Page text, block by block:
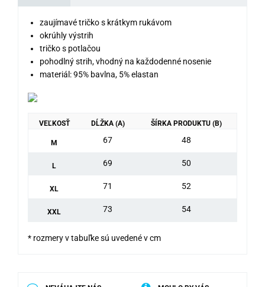
zaujímavé tričko s krátkym rukávom
okrúhly výstrih
tričko s potlačou
pohodlný strih, vhodný na každodenné nosenie
materiál: 95% bavlna, 5% elastan
VEĽKOSŤ DĹŽKA (A) ŠÍRKA PRODUKTU (B)
M 67 48
L 69 50
XL 71 52
XXL 73 54
* rozmery v tabuľke sú uvedené v cm